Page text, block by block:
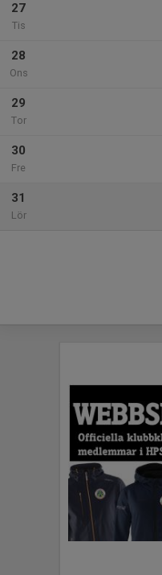
27
Tis
28
Ons
29
Tor
30
Fre
31
Lör